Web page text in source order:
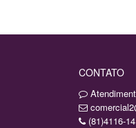
CONTATO
(81)4116-